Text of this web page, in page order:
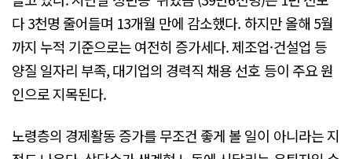
다 3천명 줄어들며 13개월 만에 감소했다. 하지만 올해 5월
까지 누적 기준으로는 여전히 증가세다. 제조업·건설업 등
양질 일자리 부족, 대기업의 경력직 채용 선호 등이 주요 원
인으로 지목된다.
노령층의 경제활동 증가를 무조건 좋게 볼 일이 아니라는 지